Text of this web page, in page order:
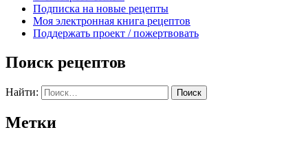
Подписка на новые рецепты
Моя электронная книга рецептов
Поддержать проект / пожертвовать
Поиск рецептов
Найти:
Метки